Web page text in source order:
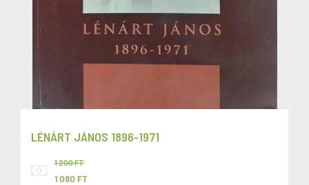
LÉNÁRT JÁNOS 1896-1971
1 200 FT
1 080 FT